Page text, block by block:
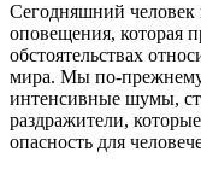
Сегодняшний
оповещения, которая
обстоятельствах
мира. Мы по-прежнему
интенсивные шумы,
раздражители,
опасность для